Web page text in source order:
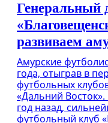
Генеральный
развиваем
Амурские
года, отыграв в
футбольных
«Дальний
год назад,
футбольный клуб